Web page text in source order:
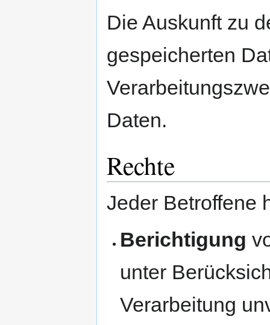
Die Auskunft zu
gespeicherten
Daten.
Rechte
Jeder Betroffene
Berichtigung
unter
Verarbeitung